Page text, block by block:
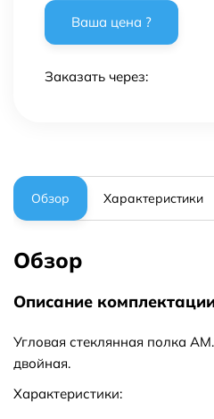
Заказать через:
Обзор Характеристики
Обзор
Описание
Угловая стеклянная полка
двойная.
Характеристики: